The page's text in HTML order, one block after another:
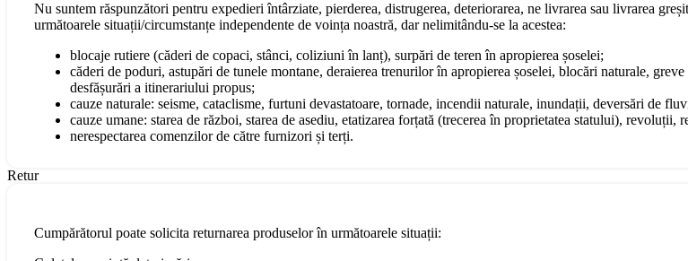
Nu suntem răspunzători pentru expedieri întârziate, pierderea, distrugerea, deteriorarea, ne livrarea sau livrarea
următoarele situații/circumstanțe independente de voința noastră, dar nelimitându-se la acestea:
blocaje rutiere (căderi de copaci, stânci, coliziuni în lanț), surpări de teren în apropierea șoselei;
căderi de poduri, astupări de tunele montane, deraierea trenurilor în apropierea șoselei, blocări naturale,
desfășurări a itinerariului propus;
cauze naturale: seisme, cataclisme, furtuni devastatoare, tornade, incendii naturale, inundații, deversări de
cauze umane: starea de război, starea de asediu, etatizarea forțată (trecerea în proprietatea statului), revoluții,
nerespectarea comenzilor de către furnizori și terți.
Retur
Cumpărătorul poate solicita returnarea produselor în următoarele situații: